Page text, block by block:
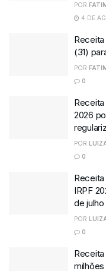
POR
4 DE
(31)
POR
0
2026
POR
0
IRPF
de julho
POR
0